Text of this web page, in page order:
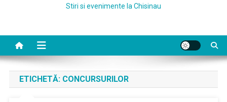
Stiri si evenimente la Chisinau
ETICHETĂ: CONCURSURILOR